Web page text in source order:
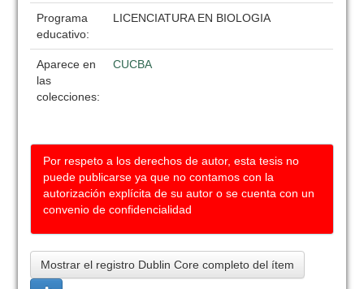
Programa
educativo:
LICENCIATURA EN BIOLOGIA
Aparece en
las
colecciones:
CUCBA
Por respeto a los derechos de autor, esta tesis no
puede publicarse ya que no contamos con la
autorización explícita de su autor o se cuenta con un
convenio de confidencialidad
Mostrar el registro Dublin Core completo del ítem